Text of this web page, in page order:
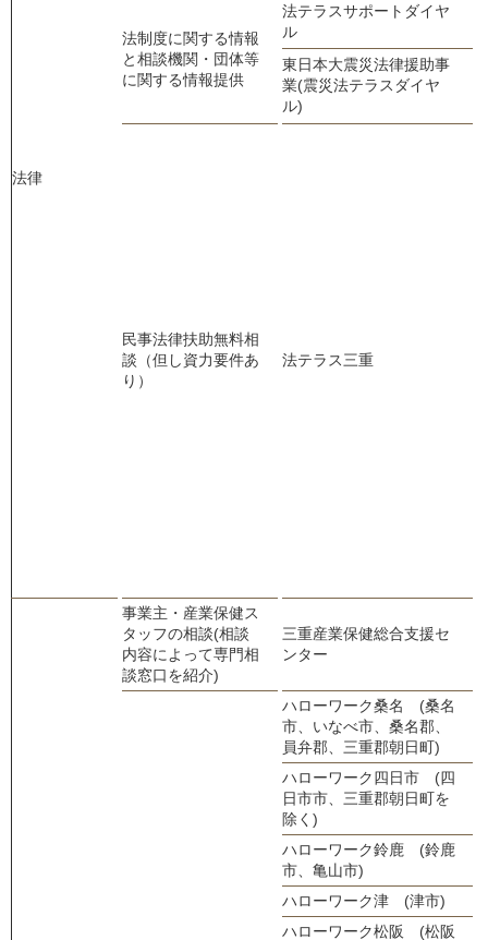
法律
法制度に関する情報
と相談機関・団体等
に関する情報提供
法テラスサポートダイヤ
ル
東日本大震災法律援助事
業(震災法テラスダイヤ
ル)
民事法律扶助無料相
談（但し資力要件あ
り）
法テラス三重
事業主・産業保健ス
タッフの相談(相談
内容によって専門相
談窓口を紹介)
三重産業保健総合支援セ
ンター
ハローワーク桑名 (桑名
市、いなべ市、桑名郡、
員弁郡、三重郡朝日町)
ハローワーク四日市 (四
日市市、三重郡朝日町を
除く)
ハローワーク鈴鹿 (鈴鹿
市、亀山市)
ハローワーク津 (津市)
ハローワーク松阪 (松阪